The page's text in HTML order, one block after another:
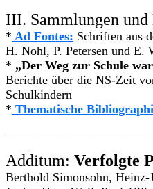
III. Sammlungen und
* Ad Fontes: Schriften aus
H. Nohl, P. Petersen und E.
* „Der Weg zur Schule
Berichte über die NS-Zeit
Schulkindern
* Thematische
Additum: Verfolgte
Berthold Simonsohn,